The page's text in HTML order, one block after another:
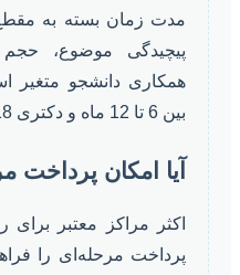
مدت زمان بسته به
پیچیدگی موضوع،
همکاری دانشجو متغیر
بین 6 تا 12 ماه و دکتری 18 تا 36 ماه زمان می‌برد.
آیا امکان پرداخت
اکثر مراکز معتبر برای
پرداخت مرحله‌ای را